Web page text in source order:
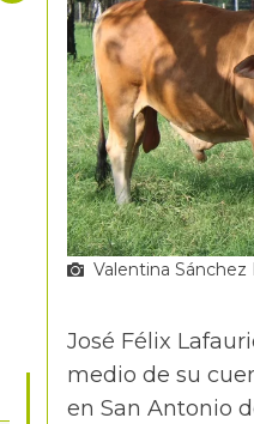
Valentina Sánchez
José Félix
medio de su
en San Antonio